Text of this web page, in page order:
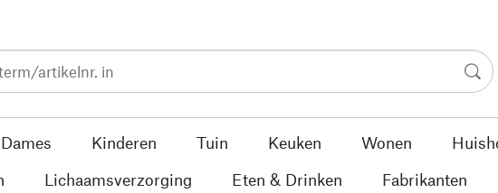
Dames Kinderen Tuin Keuken Wonen
Lichaamsverzorging Eten & Drinken Fabrikanten